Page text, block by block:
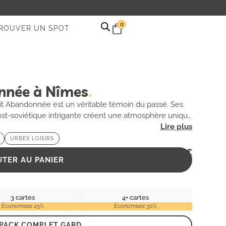
UN SPOT
0
à Nîmes
est un véritable témoin du passé. Ses
soviétique intrigante créent une atmosphère unique
évoque les soirées effervescentes d’antan.
exploration immersive dans un monde où le temps
la beauté troublante de cet espace oublié, où
URBEX LOISIRS
2,99€
AU PANIER
3 cartes
Économisez 25%
4+ cartes
Économisez 30%